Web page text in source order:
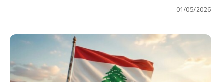
01/05/2026